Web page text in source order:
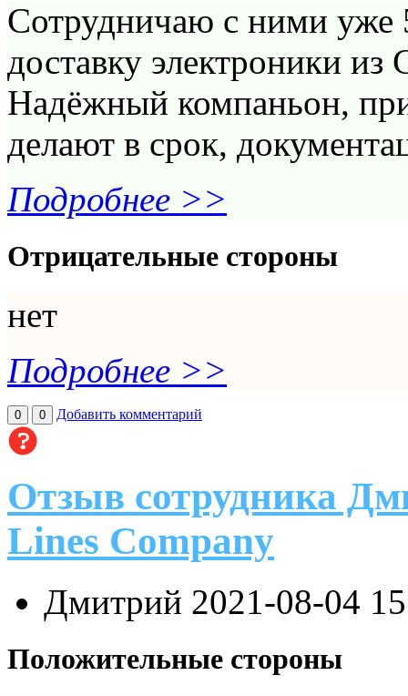
Сотрудничаю с ними уже
доставку электроники
Надёжный компаньон,
делают в срок,
Подробнее >>
Отрицательные стороны
нет
Подробнее >>
0 0 Добавить комментарий
Отзыв сотрудника
Lines Company
Дмитрий 2021-08-04
Положительные стороны